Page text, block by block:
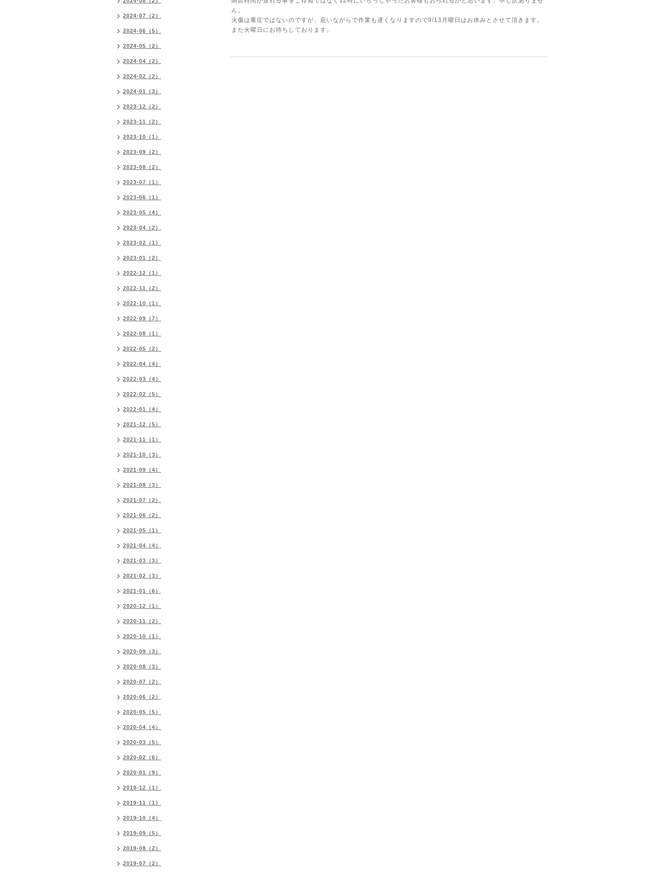
ん。
火傷は重症ではないのですが、庇いながらで作業も遅くなりますので9/13月曜日はお休みとさせて頂きます。
また火曜日にお待ちしております。
2024-07（2）
2024-06（5）
2024-05（2）
2024-04（2）
2024-02（2）
2024-01（3）
2023-12（2）
2023-11（2）
2023-10（1）
2023-09（2）
2023-08（2）
2023-07（1）
2023-06（1）
2023-05（4）
2023-04（2）
2023-02（1）
2023-01（2）
2022-12（1）
2022-11（2）
2022-10（1）
2022-09（7）
2022-08（1）
2022-05（2）
2022-04（4）
2022-03（4）
2022-02（5）
2022-01（4）
2021-12（5）
2021-11（1）
2021-10（3）
2021-09（4）
2021-08（3）
2021-07（2）
2021-06（2）
2021-05（1）
2021-04（4）
2021-03（3）
2021-02（3）
2021-01（6）
2020-12（1）
2020-11（2）
2020-10（1）
2020-09（3）
2020-08（3）
2020-07（2）
2020-06（2）
2020-05（5）
2020-04（4）
2020-03（5）
2020-02（6）
2020-01（9）
2019-12（1）
2019-11（1）
2019-10（4）
2019-09（5）
2019-08（2）
2019-07（2）